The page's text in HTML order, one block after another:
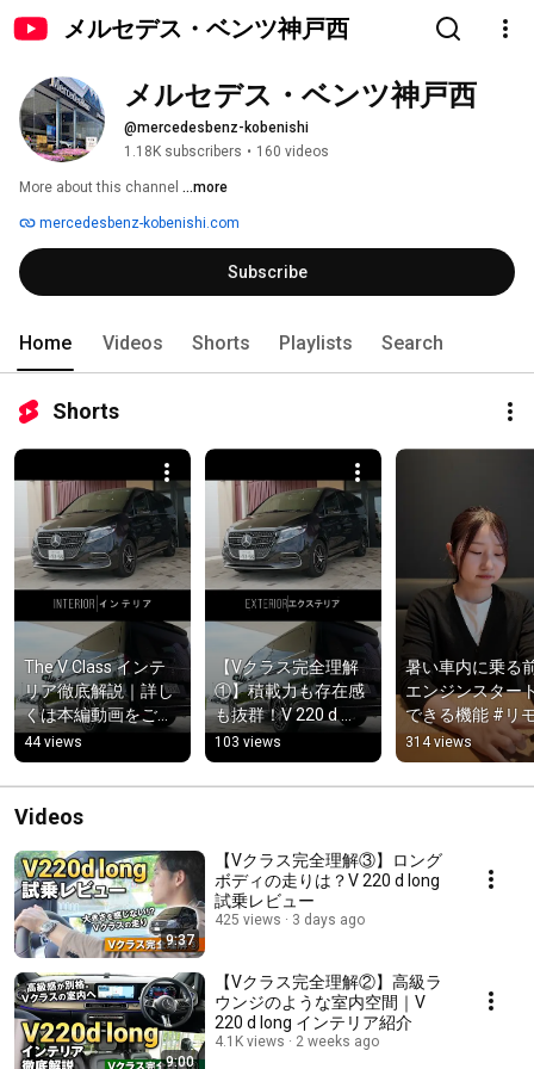
メルセデス・ベンツ神戸西
メルセデス・ベンツ神戸西
@mercedesbenz-kobenishi
1.18K subscribers • 160 videos
More about this channel ...more
mercedesbenz-kobenishi.com
Subscribe
Home Videos Shorts Playlists Search
Shorts
The V Class インテ
リア徹底解説｜詳し
くは本編動画をご覧
ください！
#mercedesbenz #
メルセデスベンツ神
戸西 #ベンツ
44 views
【Vクラス完全理解
①】積載力も存在感
も抜群！V 220 d
long エクステリア紹
介　詳しくは本編を
ご覧ください
戸西 #ベンツ
103 views
暑い車内に乗る
エンジンスター
できる機能 #リ
ト操作 #メルセ
ミー
#mercedesbenz
314 views
Videos
9:37
【Vクラス完全理解③】ロング
ボディの走りは？V 220 d long
試乗レビュー
425 views 3 days ago
9:00
【Vクラス完全理解②】高級ラ
ウンジのような室内空間｜V
220 d long インテリア紹介
4.1K views 2 weeks ago